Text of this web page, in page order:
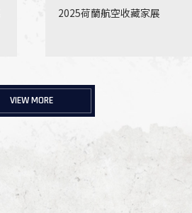
2025荷蘭航空收藏家展
VIEW MORE